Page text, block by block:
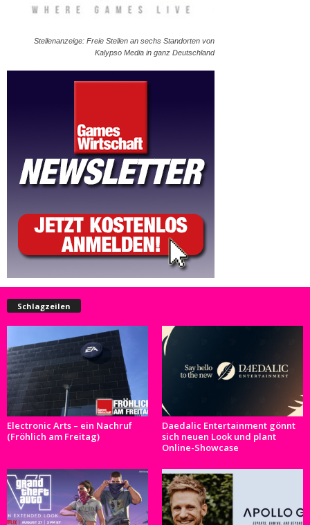
Stellenanzeige: Freie Stellen an sechs Standorten von
Kalypso Media in ganz Deutschland
Schlagzeilen
Electronic Arts – ein Nachruf
(Fröhlich am Freitag)
Daedalic Entertainment gönnt
sich neuen Look und plant
Online-Showcase